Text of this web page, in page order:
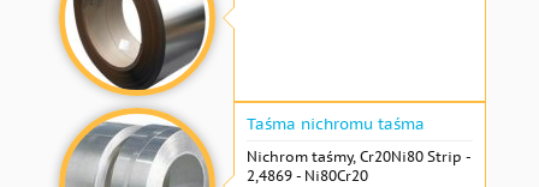
Taśma nichromu taśma
Nichrom taśmy, Cr20Ni80 Strip -
2,4869 - Ni80Cr20